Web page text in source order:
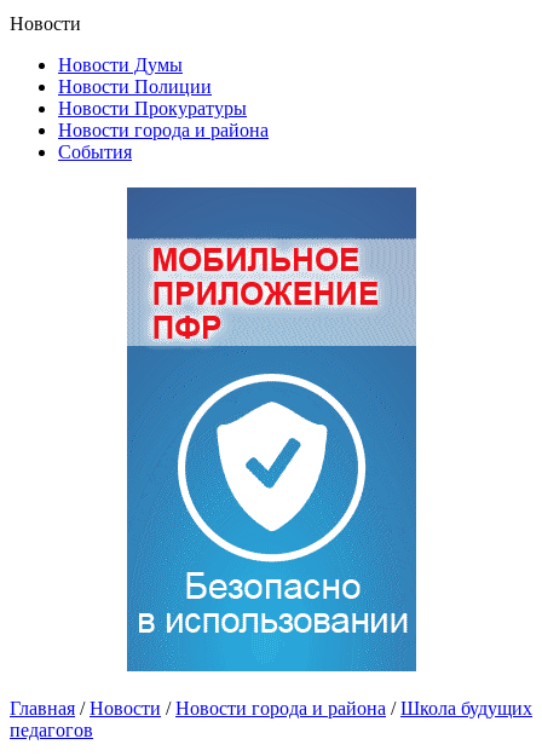
Новости
Новости Думы
Новости Полиции
Новости Прокуратуры
Новости города и района
События
Главная / Новости / Новости города и района / Школа будущих
педагогов